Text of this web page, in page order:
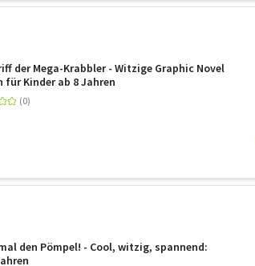
der Mega-Krabbler - Witzige Graphic Novel
Kinder ab 8 Jahren
den Pömpel! - Cool, witzig, spannend: